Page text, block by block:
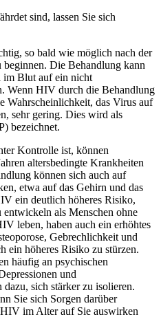
sind, lassen Sie sich
so bald wie möglich nach der
Die Behandlung kann
im Blut auf ein nicht
Wenn HIV durch die Behandlung
Wahrscheinlichkeit, das Virus auf
sehr gering. Dies wird als
bezeichnet.
Kontrolle ist, können
altersbedingte Krankheiten
können sich auch auf
etwa auf das Gehirn und das
ein deutlich höheres Risiko,
als Menschen ohne
leben, haben auch ein erhöhtes
Gebrechlichkeit und
ein höheres Risiko zu stürzen.
häufig an psychischen
und
sich stärker zu isolieren.
Sie sich Sorgen darüber
im Alter auf Sie auswirken